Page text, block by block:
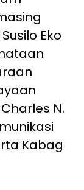
Eko
N.
Kabag